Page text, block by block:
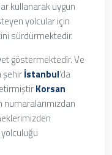
kullanarak uygun
yolcular için
sürdürmektedir.
göstermektedir. Ve
şehirİstanbul‘da
Korsan